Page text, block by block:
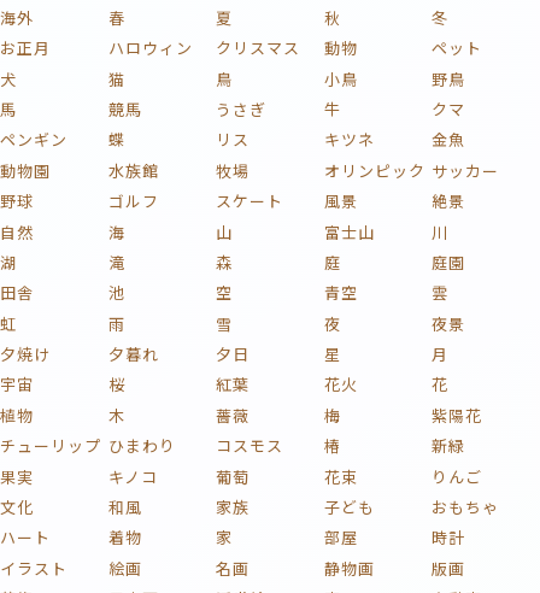
海外
春 夏 秋
冬
お正月
ハロウィン クリスマス 動物
ペット
犬
猫 鳥 小鳥
野鳥
馬
競馬 うさぎ 牛
クマ
ペンギン
蝶 リス キツネ
金魚
動物園
水族館 牧場 オリンピック サッカー
野球
ゴルフ スケート 風景
絶景
自然
海 山 富士山
川
湖
滝 森 庭
庭園
田舎
池 空 青空
雲
虹
雨 雪 夜
夜景
夕焼け
夕暮れ 夕日 星
月
宇宙
桜 紅葉 花火
花
植物
木 薔薇 梅
紫陽花
チューリップ ひまわり コスモス 椿
新緑
果実
キノコ 葡萄 花束
りんご
文化
和風 家族 子ども
おもちゃ
ハート
着物 家 部屋
時計
イラスト
絵画 名画 静物画
版画